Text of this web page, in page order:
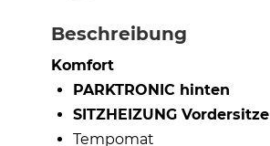
Beschreibung
Komfort
PARKTRONIC hinten
SITZHEIZUNG Vordersitze
Tempomat